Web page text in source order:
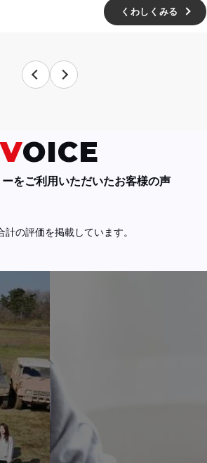
くわしくみる
VOICE
をご利用いただいたお客様の声
計の評価を掲載しています。